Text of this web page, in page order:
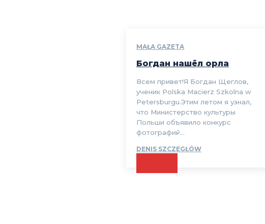
MAŁA GAZETA
Богдан нашёл орла
Всем привет!Я Богдан Щеглов,
ученик Polska Macierz Szkolna w
Petersburgu.Этим летом я узнал,
что Министерство культуры
Польши объявило конкурс
фотографий...
DENIS SZCZEGŁÓW